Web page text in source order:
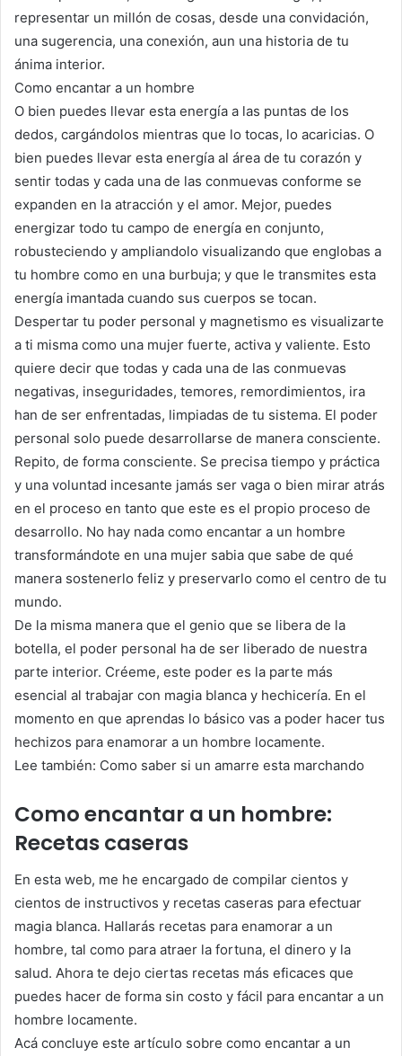
representar un millón de cosas, desde una convidación,
una sugerencia, una conexión, aun una historia de tu
ánima interior.
Como encantar a un hombre
O bien puedes llevar esta energía a las puntas de los
dedos, cargándolos mientras que lo tocas, lo acaricias. O
bien puedes llevar esta energía al área de tu corazón y
sentir todas y cada una de las conmuevas conforme se
expanden en la atracción y el amor. Mejor, puedes
energizar todo tu campo de energía en conjunto,
robusteciendo y ampliandolo visualizando que englobas a
tu hombre como en una burbuja; y que le transmites esta
energía imantada cuando sus cuerpos se tocan.
Despertar tu poder personal y magnetismo es visualizarte
a ti misma como una mujer fuerte, activa y valiente. Esto
quiere decir que todas y cada una de las conmuevas
negativas, inseguridades, temores, remordimientos, ira
han de ser enfrentadas, limpiadas de tu sistema. El poder
personal solo puede desarrollarse de manera consciente.
Repito, de forma consciente. Se precisa tiempo y práctica
y una voluntad incesante jamás ser vaga o bien mirar atrás
en el proceso en tanto que este es el propio proceso de
desarrollo. No hay nada como encantar a un hombre
transformándote en una mujer sabia que sabe de qué
manera sostenerlo feliz y preservarlo como el centro de tu
mundo.
De la misma manera que el genio que se libera de la
botella, el poder personal ha de ser liberado de nuestra
parte interior. Créeme, este poder es la parte más
esencial al trabajar con magia blanca y hechicería. En el
momento en que aprendas lo básico vas a poder hacer tus
hechizos para enamorar a un hombre locamente.
Lee también: Como saber si un amarre esta marchando
Como encantar a un hombre:
Recetas caseras
En esta web, me he encargado de compilar cientos y
cientos de instructivos y recetas caseras para efectuar
magia blanca. Hallarás recetas para enamorar a un
hombre, tal como para atraer la fortuna, el dinero y la
salud. Ahora te dejo ciertas recetas más eficaces que
puedes hacer de forma sin costo y fácil para encantar a un
hombre locamente.
Acá concluye este artículo sobre como encantar a un